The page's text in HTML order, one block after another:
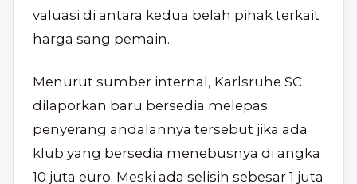
valuasi di antara kedua belah pihak terkait
harga sang pemain.
Menurut sumber internal, Karlsruhe SC
dilaporkan baru bersedia melepas
penyerang andalannya tersebut jika ada
klub yang bersedia menebusnya di angka
10 juta euro. Meski ada selisih sebesar 1 juta